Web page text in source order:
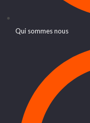
Qui sommes nous